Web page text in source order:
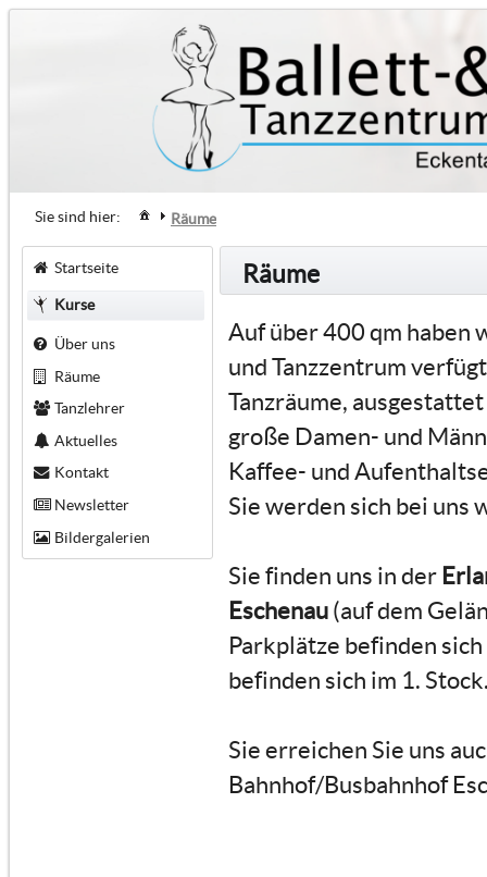
Sie sind hier: Räume
Startseite
Kurse
Über uns
Räume
Tanzlehrer
Aktuelles
Kontakt
Newsletter
Bildergalerien
Räume
Auf über 400 qm haben
und Tanzzentrum
Tanzräume,
große Damen- und
Kaffee- und
Sie werden sich bei uns
Sie finden uns in der
Eschenau (auf dem
Parkplätze befinden
befinden sich im 1.
Sie erreichen Sie uns
Bahnhof/Busbahnhof